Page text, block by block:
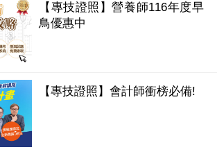
【專技證照】營養師116年度早
鳥優惠中
【專技證照】會計師衝榜必備!